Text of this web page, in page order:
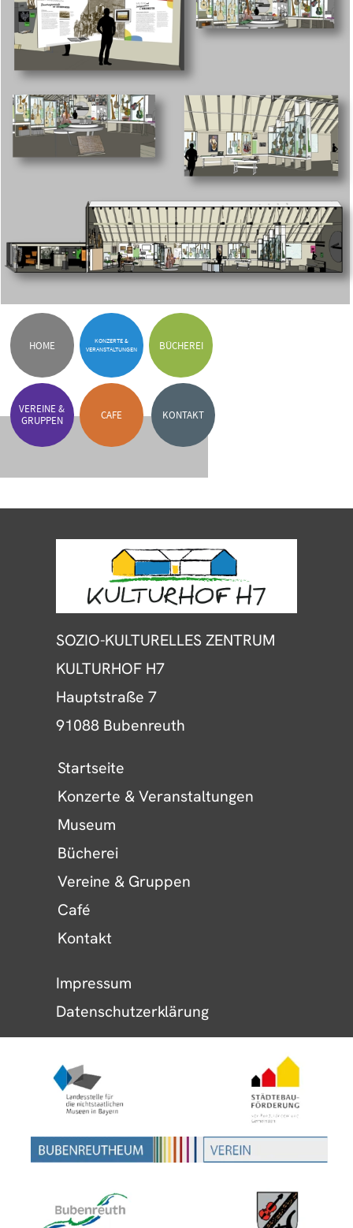
Konzerte & Veranstaltungen
Museum
Bücherei
Vereine & Gruppen
Café
Kontakt
Impressum
Datenschutzerklärung
2026 KULTURHOF H7